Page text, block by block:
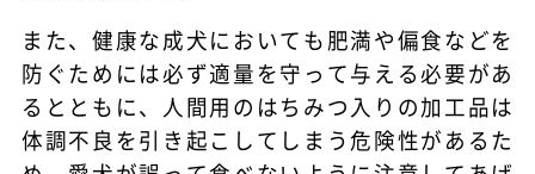
また、健康な成犬においても肥満や偏食などを
防ぐためには必ず適量を守って与える必要があ
るとともに、人間用のはちみつ入りの加工品は
体調不良を引き起こしてしまう危険性があるた